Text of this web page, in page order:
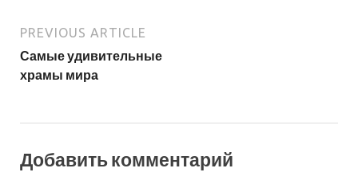
PREVIOUS ARTICLE
Самые удивительные
храмы мира
Добавить комментарий